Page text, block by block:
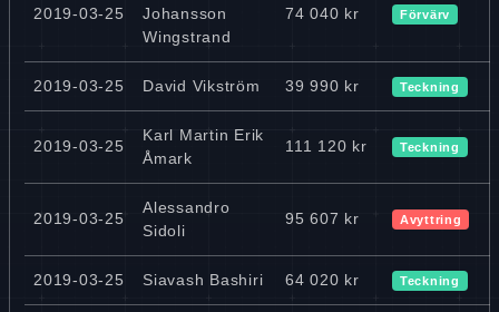
2019-03-25
Johansson
Wingstrand
74 040 kr Förvärv
2019-03-25 David Vikström 39 990 kr Teckning
2019-03-25
Karl Martin Erik
Åmark
111 120 kr Teckning
2019-03-25
Alessandro
Sidoli
95 607 kr Avyttring
2019-03-25 Siavash Bashiri 64 020 kr Teckning